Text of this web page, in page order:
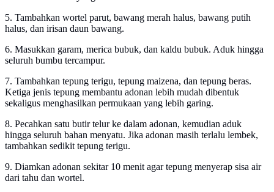
5. Tambahkan wortel parut, bawang merah halus, bawang putih
halus, dan irisan daun bawang.
6. Masukkan garam, merica bubuk, dan kaldu bubuk. Aduk hingga
seluruh bumbu tercampur.
7. Tambahkan tepung terigu, tepung maizena, dan tepung beras.
Ketiga jenis tepung membantu adonan lebih mudah dibentuk
sekaligus menghasilkan permukaan yang lebih garing.
8. Pecahkan satu butir telur ke dalam adonan, kemudian aduk
hingga seluruh bahan menyatu. Jika adonan masih terlalu lembek,
tambahkan sedikit tepung terigu.
9. Diamkan adonan sekitar 10 menit agar tepung menyerap sisa air
dari tahu dan wortel.